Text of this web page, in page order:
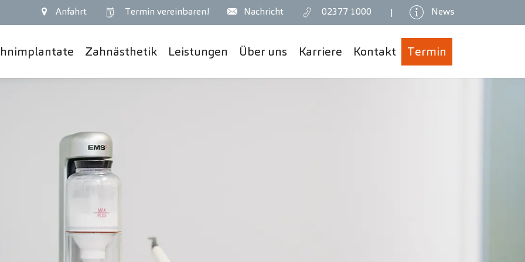
Anfahrt Terminvereinbaren! Nachricht 02377 1000 | News
Zahnästhetik Leistungen Über uns Karriere Kontakt
Termin